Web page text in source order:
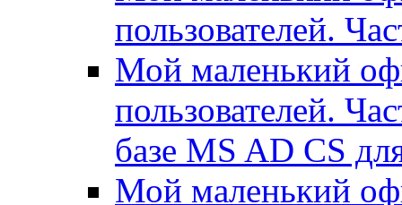
пользователей.
Мой маленький
пользователей.
базе MS AD CS
Мой маленький